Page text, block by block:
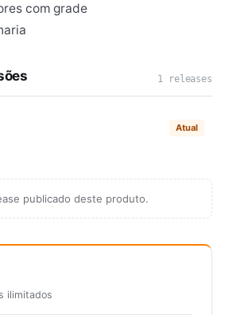
com grade
1 releases
Atual
publicado deste produto.
ilimitados